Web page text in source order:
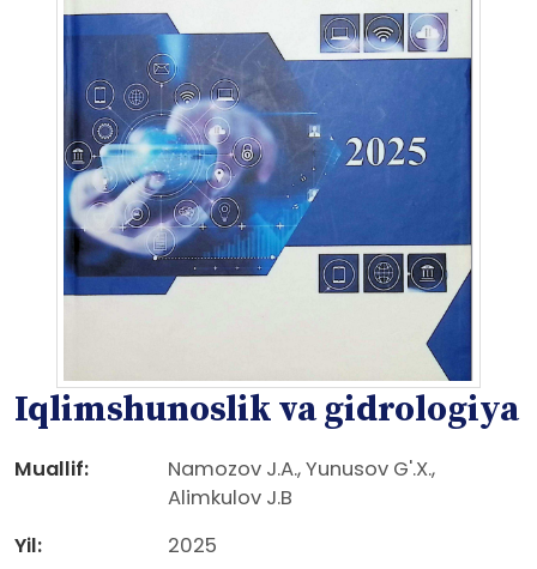
Iqlimshunoslik va gidrologiya
Muallif:
Namozov J.A., Yunusov G'.X.,
Alimkulov J.B
Yil:
2025